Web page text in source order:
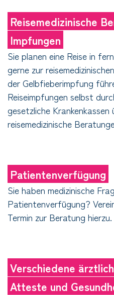
Reisemedizinische
Impfungen
Sie planen eine Reise in
gerne zur
der Gelbfieberimpfung
Reiseimpfungen selbst
gesetzliche
reisemedizinische
Patientenverfügung
Sie haben medizinische
Patientenverfügung?
Termin zur Beratung hierzu.
Verschiedene
Atteste und